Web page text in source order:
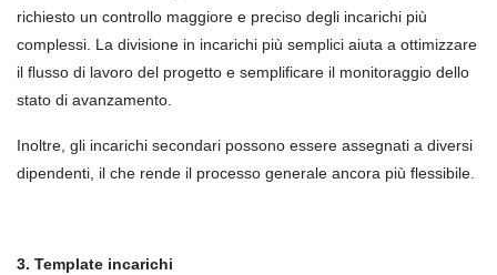
richiesto un controllo maggiore e preciso degli incarichi più
complessi. La divisione in incarichi più semplici aiuta a ottimizzare
il flusso di lavoro del progetto e semplificare il monitoraggio dello
stato di avanzamento.
Inoltre, gli incarichi secondari possono essere assegnati a diversi
dipendenti, il che rende il processo generale ancora più flessibile.
3. Template incarichi